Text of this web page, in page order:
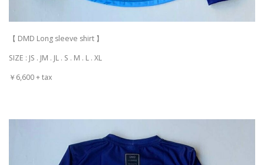
【 DMD Long sleeve shirt 】
SIZE : JS . JM . JL . S . M . L . XL
￥6,600 + tax